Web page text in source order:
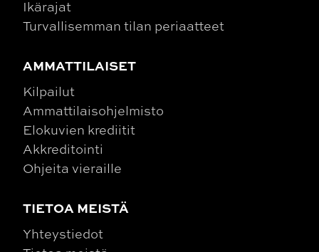
Ikärajat
Turvallisemman tilan periaatteet
AMMATTILAISET
Kilpailut
Ammattilaisohjelmisto
Elokuvien krediitit
Akkreditointi
Ohjeita vieraille
TIETOA MEISTÄ
Yhteystiedot